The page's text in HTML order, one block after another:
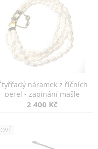
náramek z říčních
perel - zapínání mašle
2 400 Kč